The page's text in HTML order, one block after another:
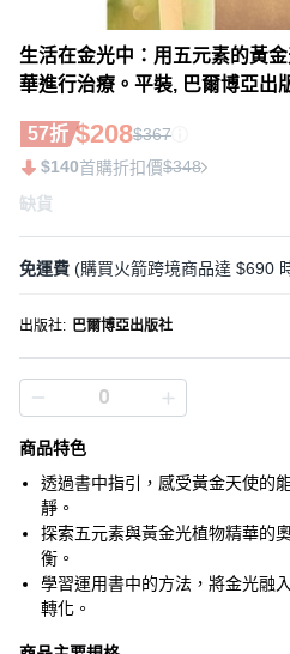
生活在金光中：用五元素的黃
華進行治療。平裝, 巴爾博亞出
57折 $208$367
$140首購折扣價$348
缺貨
免運費 (購買火箭跨境商品達 $690
出版社: 巴爾博亞出版社
商品特色
透過書中指引，感受黃金天使的
靜。
探索五元素與黃金光植物精華的
衡。
學習運用書中的方法，將金光融
轉化。